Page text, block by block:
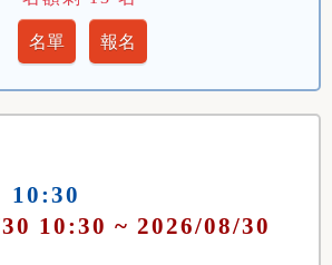
10:30
10:30 ~ 2026/08/30